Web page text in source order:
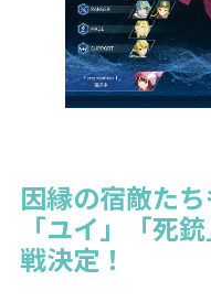
因縁の宿敵た
「ユイ」「死
戦決定！